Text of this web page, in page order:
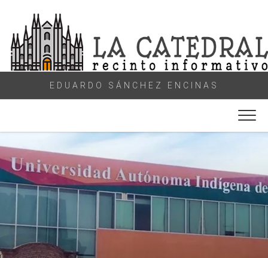
content
EDUARDO SÁNCHEZ ENCINAS